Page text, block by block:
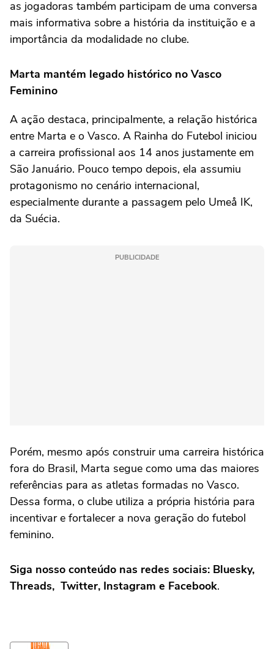
as jogadoras também participam de uma conversa
mais informativa sobre a história da instituição e a
importância da modalidade no clube.
Marta mantém legado histórico no Vasco
Feminino
A ação destaca, principalmente, a relação histórica
entre Marta e o Vasco. A Rainha do Futebol iniciou
a carreira profissional aos 14 anos justamente em
São Januário. Pouco tempo depois, ela assumiu
protagonismo no cenário internacional,
especialmente durante a passagem pelo Umeå IK,
da Suécia.
PUBLICIDADE
Porém, mesmo após construir uma carreira histórica
fora do Brasil, Marta segue como uma das maiores
referências para as atletas formadas no Vasco.
Dessa forma, o clube utiliza a própria história para
incentivar e fortalecer a nova geração do futebol
feminino.
Siga nosso conteúdo nas redes sociais: Bluesky,
Threads, Twitter, Instagram e Facebook.